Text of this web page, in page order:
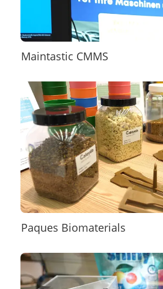
Maintastic CMMS
Paques Biomaterials